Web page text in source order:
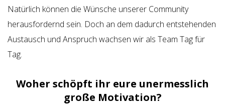
Natürlich können die Wünsche unserer Community
herausfordernd sein. Doch an dem dadurch entstehenden
Austausch und Anspruch wachsen wir als Team Tag für
Tag.
Woher schöpft ihr eure unermesslich
große Motivation?